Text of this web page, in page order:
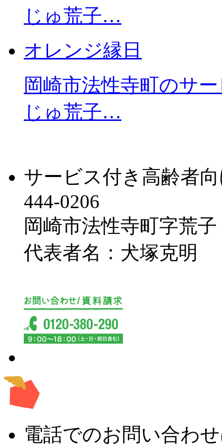
じゅ荒子…
オレンジ縁日
岡崎市法性寺町のサ
じゅ荒子…
サービス付き高齢者
444-0206
岡崎市法性寺町字荒
代表者名：犬塚克明
電話でのお問い合わ